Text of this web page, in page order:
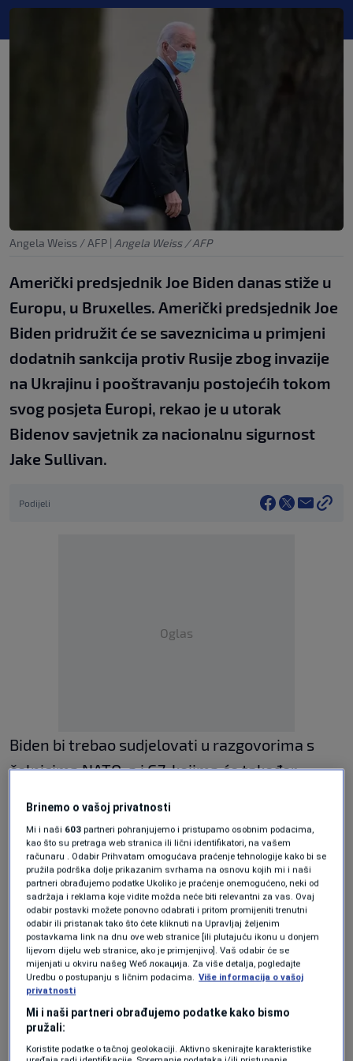
Angela Weiss / AFP | Angela Weiss / AFP
Američki predsjednik Joe Biden danas stiže u
Europu, u Bruxelles. Američki predsjednik Joe
Biden pridružit će se saveznicima u primjeni
dodatnih sankcija protiv Rusije zbog invazije
na Ukrajinu i pooštravanju postojećih tokom
svog posjeta Europi, rekao je u utorak
Bidenov savjetnik za nacionalnu sigurnost
Jake Sullivan.
Podijeli
Oglas
Biden bi trebao sudjelovati u razgovorima s
čelnicima NATO-a i G7, kojima će također
Bijela kuća je objavila da će Biden otputovati u
petak u Poljsku kako bi u Varšavi s
predsjednikom Andrzejem Dudom razgovarao
o ukrajinskoj krizi.
Glasnogovornica Bijele kuće Jen Psaki je kazala
kako će Biden otputovati u petak u Poljsku kako
bi razgovarao o međunarodnom odgovoru na
“humanitarnu krizu i krizu ljudskih prava koju
Brinemo o vašoj privatnosti
Mi i naši 603 partneri pohranjujemo i pristupamo osobnim podacima,
kao što su pretraga web stranica ili lični identifikatori, na vašem
računaru . Odabir Prihvatam omogućava praćenje tehnologije kako bi se
pružila podrška dolje prikazanim svrhama na osnovu kojih mi i naši
partneri obrađujemo podatke Ukoliko je praćenje onemogućeno, neki od
sadržaja i reklama koje vidite možda neće biti relevantni za vas. Ovaj
odabir postavki možete ponovno odabrati i pritom promijeniti trenutni
odabir ili pristanak tako što ćete kliknuti na Upravljaj željenim
postavkama link na dnu ove web stranice [ili plutajuću ikonu u donjem
lijevom dijelu web stranice, ako je primjenjivo]. Vaš odabir će se
mijenjati u okviru našeg Wеб локација. Za više detalja, pogledajte
Uredbu o postupanju s ličnim podacima. Više informacija o vašoj
privatnosti
Mi i naši partneri obrađujemo podatke kako bismo
pružali:
Koristite podatke o tačnoj geolokaciji. Aktivno skenirajte karakteristike